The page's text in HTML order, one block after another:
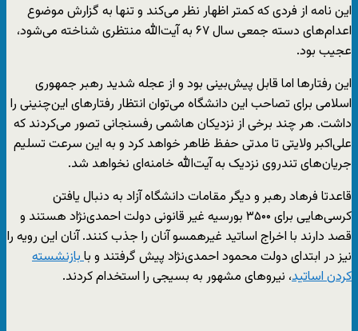
این نامه از فردی که کمتر اظهار نظر می‌کند و تنها به گزارش موضوع
اعدام‌های دسته جمعی سال ۶۷ به آیت‌الله منتظری شناخته می‌شود،
عجیب بود.
این رفتارها اما قابل پیش‌بینی بود و از عجله شدید رهبر جمهوری
اسلامی برای تصاحب این دانشگاه می‌توان انتظار رفتارهای این‌چنینی را
داشت. هر چند برخی از نزدیکان هاشمی رفسنجانی تصور می‌کردند که
علی‌اکبر ولایتی تا مدتی حفظ ظاهر خواهد کرد و به این سرعت تسلیم
جریان‌های تندروی نزدیک به آیت‌الله خامنه‌ای نخواهد شد.
قاعدتا فرهاد رهبر و دیگر مقامات دانشگاه آزاد به دنبال یافتن
کرسی‌هایی برای ۳۵۰۰ بورسیه غیر قانونی دولت احمدی‌نژاد هستند و
قصد دارند با اخراج اساتید غیرهمسو آنان را جذب کنند. آنان این رویه را
نیز در ابتدای دولت محمود احمدی‌نژاد پیش گرفتند و بابازنشسته
کردن اساتید، نیروهای مشهور به بسیجی را استخدام کردند.